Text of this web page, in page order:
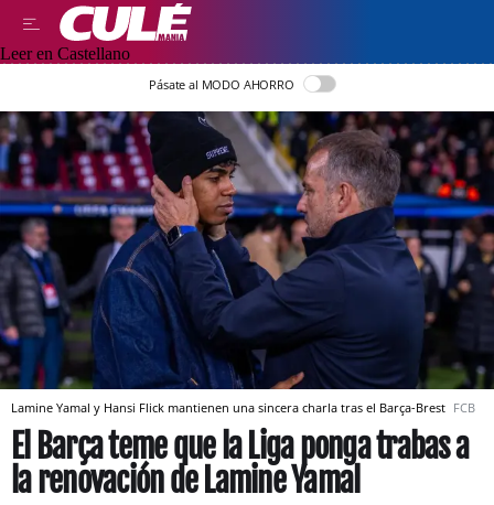
Leer en Castellano
Pásate al MODO AHORRO
Lamine Yamal y Hansi Flick mantienen una sincera charla tras el Barça-Brest FCB
El Barça teme que la Liga ponga trabas a
la renovación de Lamine Yamal